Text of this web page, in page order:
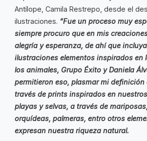
Antílope, Camila Restrepo, desde el
ilustraciones. “Fue un proceso muy
siempre procuro que en mis
alegría y esperanza, de ahí que
ilustraciones elementos inspirados en
los animales, Grupo Éxito y Daniela
permitieron eso, plasmar mi definición
través de prints inspirados en
playas y selvas, a través de
orquídeas, palmeras, entro otros
expresan nuestra riqueza natural.